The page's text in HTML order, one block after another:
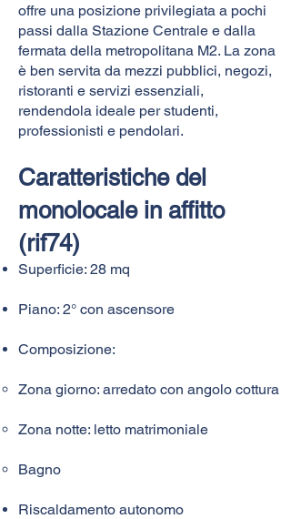
offre una posizione privilegiata a pochi
passi dalla Stazione Centrale e dalla
fermata della metropolitana M2. La zona
è ben servita da mezzi pubblici, negozi,
ristoranti e servizi essenziali,
rendendola ideale per studenti,
professionisti e pendolari.
Caratteristiche del
monolocale in affitto
(rif74)​
Superficie: 28 mq
Piano: 2° con ascensore
Composizione:
Zona giorno: arredato con angolo cottura
Zona notte: letto matrimoniale
Bagno
Riscaldamento autonomo